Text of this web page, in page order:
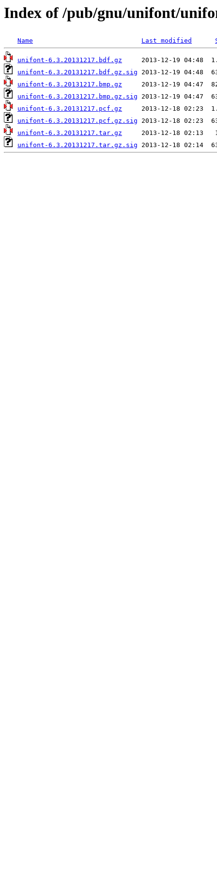
Index of /pub/gnu/unifont/
Name Last modified
unifont-6.3.20131217.bdf.gz
unifont-6.3.20131217.bdf.gz.sig
unifont-6.3.20131217.bmp.gz
unifont-6.3.20131217.bmp.gz.sig
unifont-6.3.20131217.pcf.gz
unifont-6.3.20131217.pcf.gz.sig
unifont-6.3.20131217.tar.gz
unifont-6.3.20131217.tar.gz.sig